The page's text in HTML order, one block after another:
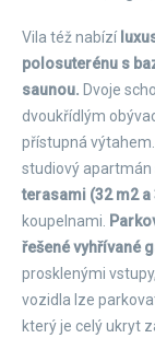
Vila též nabízí
polosuterénu s
saunou. Dvoje
dvoukřídlým
přístupná
studiový apartmán
terasami (32 m2 a
koupelnami.
řešené vyhřívané
prosklenými
vozidla lze
který je celý ukryt